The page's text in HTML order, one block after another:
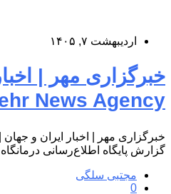
اردیبهشت ۷, ۱۴۰۵
خبرگزاری مهر |
News Agency
گزارش پایگاه اطلاع‌رسانی
مجتبی سلگی
0